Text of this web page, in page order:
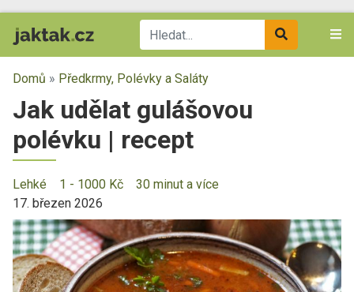
Domů » Předkrmy, Polévky a Saláty
Jak udělat gulášovou
polévku | recept
Lehké 1 - 1000 Kč
30 minut a více
17. březen 2026